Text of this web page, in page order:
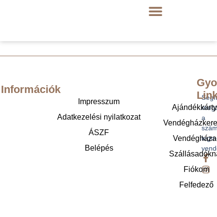
a
Fiókom
Felfedező
Információk
Impresszum
Adatkezelési nyilatkozat
ÁSZF
Belépés